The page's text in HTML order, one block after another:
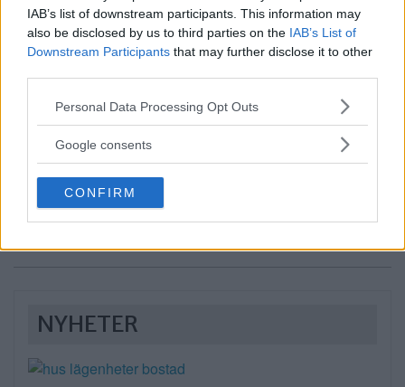
IAB’s list of downstream participants. This information may
also be disclosed by us to third parties on the IAB’s List of
Downstream Participants that may further disclose it to other
Please note that this website/app uses one or more Google
not limited to your visit or usage behaviour. You may click to
use your data for below specified purposes in below Google
consent section.
Personal Data Processing Opt Outs
Google consents
CONFIRM
Annons:
NYHETER